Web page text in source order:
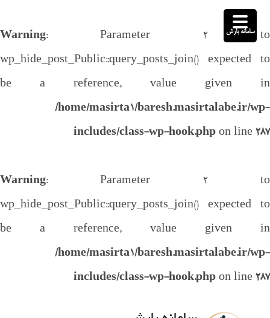
Warning: Parameter 2 to
wp_hide_post_Public::query_posts_join() expected to
be a reference, value given in
/home/masirta1/baresh.masirtalabe.ir/wp-
includes/class-wp-hook.php on line 287
Warning: Parameter 2 to
wp_hide_post_Public::query_posts_join() expected to
be a reference, value given in
/home/masirta1/baresh.masirtalabe.ir/wp-
includes/class-wp-hook.php on line 287
سامانه بارش